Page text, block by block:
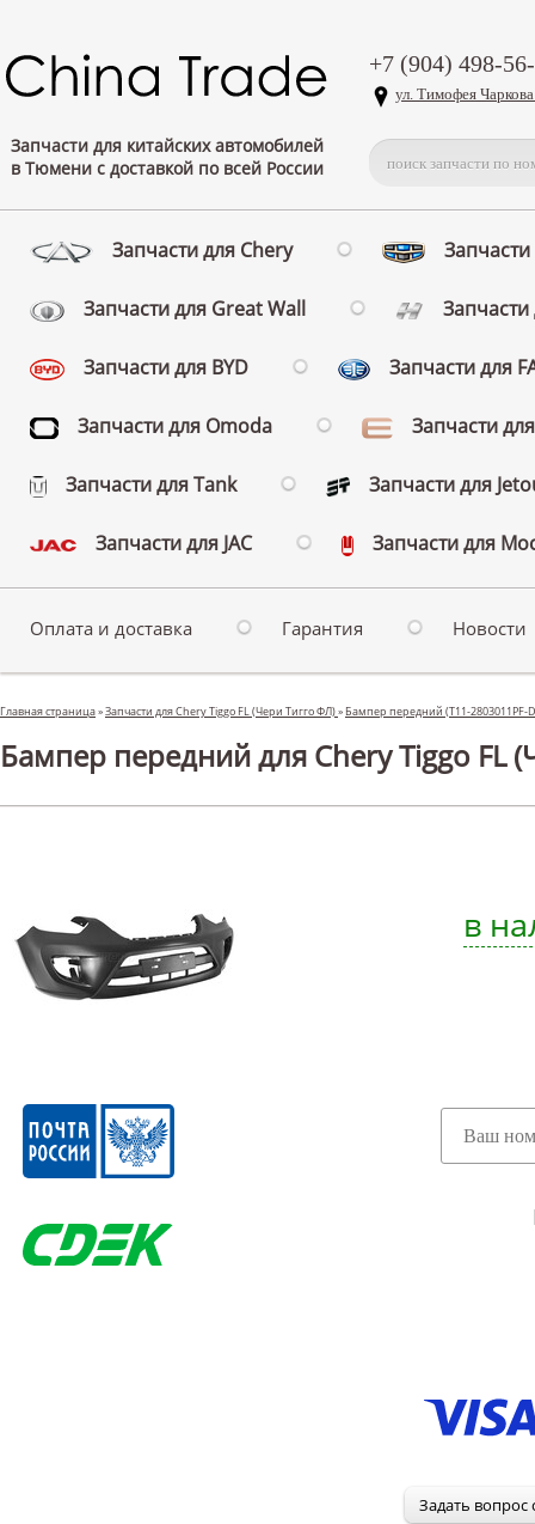
Запчасти для китайских автомобилей
в Тюмени с доставкой по всей России
+7 (904) 498-
ул. Тимофея
Запчасти для Chery
Запчасти для Great Wall
Запчасти для BYD Запчасти для
Запчасти для Omoda Запчасти
Запчасти для Tank Запчасти для
Запчасти для JAC Запчасти для
Оплата и доставка Гарантия Новости
Главная страница»Запчасти для Chery Tiggo FL (Чери Тигго ФЛ)» Бампер передний (T11-2803011PF-
Бампер передний для Chery Tiggo FL
в